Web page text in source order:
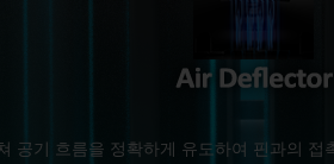
공기 흐름을 정확하게 유도하여 핀과의